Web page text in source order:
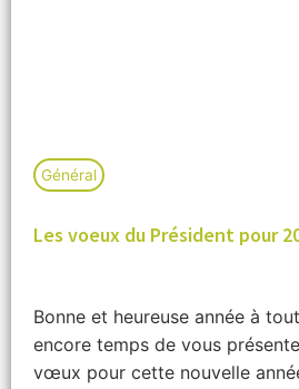
Général
Les voeux du Président pour
Bonne et heureuse année à
encore temps de vous
vœux pour cette nouvelle